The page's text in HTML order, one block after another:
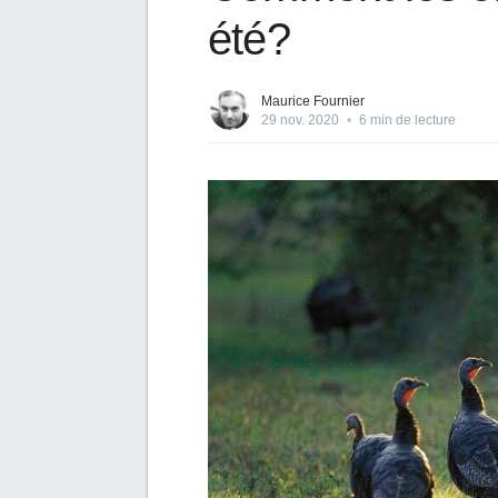
été?
Maurice Fournier
29 nov. 2020 • 6 min de lecture